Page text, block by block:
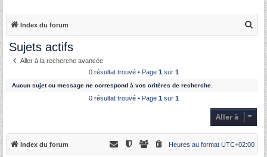
Index du forum
c
Sujets actifs
Aller à la recherche avancée
0 résultat trouvé • Page 1 sur 1
Aucun sujet ou message ne correspond à vos critères de recherche.
0 résultat trouvé • Page 1 sur 1
Aller à
Index du forum Heures au format UTC+02:00